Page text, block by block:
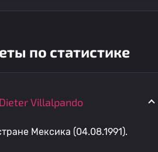
по статистике
Villalpando
Мексика (04.08.1991).